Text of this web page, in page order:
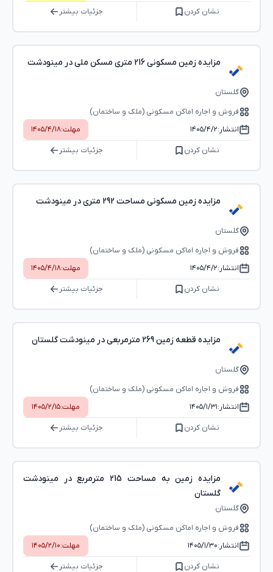
نشان کردن جزئیات بیشتر
مزایده زمین مسکونی 216 متری مسکن ملی در مینودشت
گلستان
فروش و اجاره اماکن مسکونی (ملک و ساختمان)
انتشار:۱۴۰۵/۴/۲ مهلت:۱۴۰۵/۴/۱۸
نشان کردن جزئیات بیشتر
مزایده زمین مسکونی مساحت 292 متری در مینودشت
گلستان
فروش و اجاره اماکن مسکونی (ملک و ساختمان)
انتشار:۱۴۰۵/۴/۲ مهلت:۱۴۰۵/۴/۱۸
نشان کردن جزئیات بیشتر
مزایده قطعه زمین 269 مترمربعی در مینودشت گلستان
گلستان
فروش و اجاره اماکن مسکونی (ملک و ساختمان)
انتشار:۱۴۰۵/۱/۳۱ مهلت:۱۴۰۵/۲/۱۵
نشان کردن جزئیات بیشتر
مزایده زمین به مساحت 215 مترمربع در مینودشت
گلستان
گلستان
فروش و اجاره اماکن مسکونی (ملک و ساختمان)
انتشار:۱۴۰۵/۱/۳۰ مهلت:۱۴۰۵/۲/۱۰
نشان کردن جزئیات بیشتر